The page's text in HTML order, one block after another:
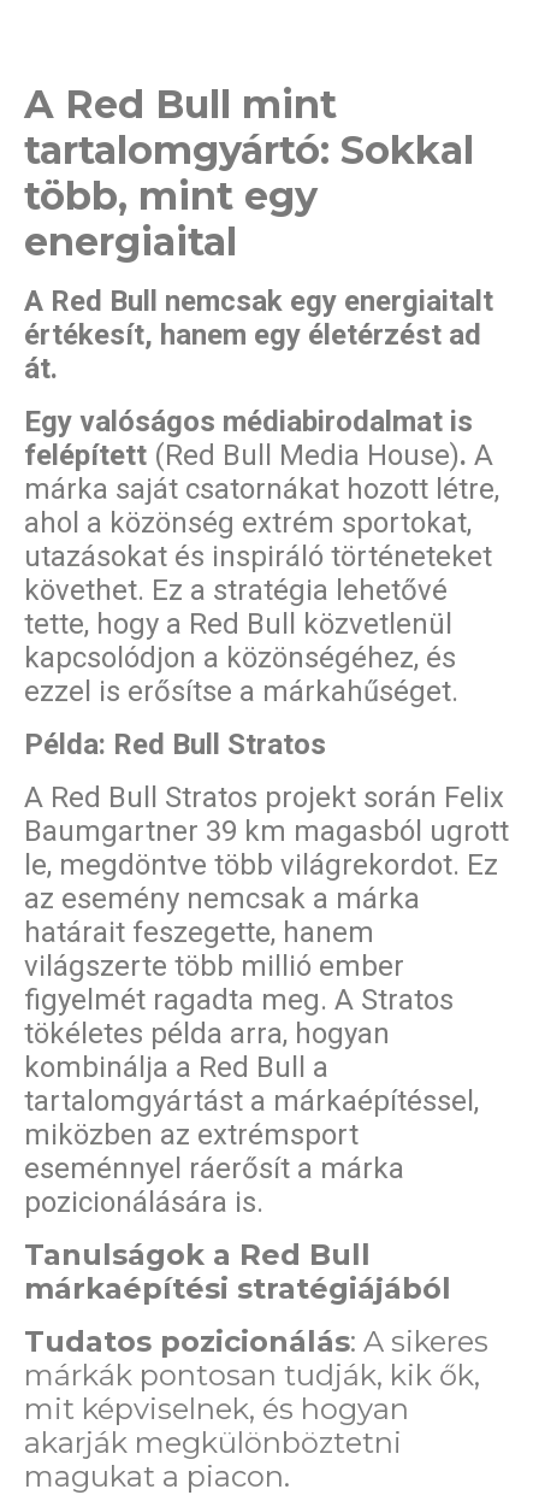
A Red Bull mint
tartalomgyártó: Sokkal
több, mint egy
energiaital
A Red Bull nemcsak egy energiaitalt
értékesít, hanem egy életérzést ad
át.
Egy valóságos médiabirodalmat is
felépített (Red Bull Media House). A
márka saját csatornákat hozott létre,
ahol a közönség extrém sportokat,
utazásokat és inspiráló történeteket
követhet. Ez a stratégia lehetővé
tette, hogy a Red Bull közvetlenül
kapcsolódjon a közönségéhez, és
ezzel is erősítse a márkahűséget.
Példa: Red Bull Stratos
A Red Bull Stratos projekt során Felix
Baumgartner 39 km magasból ugrott
le, megdöntve több világrekordot. Ez
az esemény nemcsak a márka
határait feszegette, hanem
világszerte több millió ember
figyelmét ragadta meg. A Stratos
tökéletes példa arra, hogyan
kombinálja a Red Bull a
tartalomgyártást a márkaépítéssel,
miközben az extrémsport
eseménnyel ráerősít a márka
pozicionálására is.
Tanulságok a Red Bull
márkaépítési stratégiájából
Tudatos pozicionálás: A sikeres
márkák pontosan tudják, kik ők,
mit képviselnek, és hogyan
akarják megkülönböztetni
magukat a piacon.